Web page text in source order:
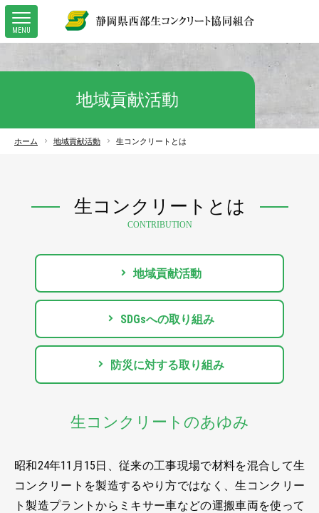
MENU
地域貢献活動
ホーム 地域貢献活動 生コンクリートとは
生コンクリートとは
地域貢献活動
SDGsへの取り組み
防災に対する取り組み
生コンクリートのあゆみ
昭和24年11月15日、従来の工事現場で材料を混合して生
コンクリートを製造するやり方ではなく、生コンクリー
ト製造プラントからミキサー車などの運搬車両を使って